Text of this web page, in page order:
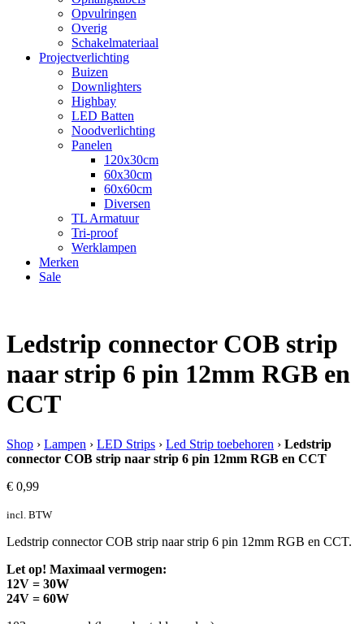
Opvulringen
Overig
Schakelmateriaal
Projectverlichting
Buizen
Downlighters
Highbay
LED Batten
Noodverlichting
Panelen
120x30cm
60x30cm
60x60cm
Diversen
TL Armatuur
Tri-proof
Werklampen
Merken
Sale
Ledstrip connector COB strip
naar strip 6 pin 12mm RGB en
CCT
Shop › Lampen › LED Strips › Led Strip toebehoren › Ledstrip
connector COB strip naar strip 6 pin 12mm RGB en CCT
€ 0,99
incl. BTW
Ledstrip connector COB strip naar strip 6 pin 12mm RGB en CCT.
Let op! Maximaal vermogen:
12V = 30W
24V = 60W